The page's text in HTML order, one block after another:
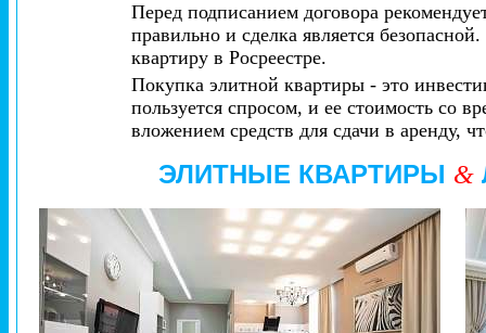
Перед подписанием договора
правильно и сделка является
квартиру в Росреестре.
Покупка элитной квартиры - это
пользуется спросом, и ее стоимость со
вложением средств для сдачи в аренду,
ЭЛИТНЫЕ КВАРТИРЫ &